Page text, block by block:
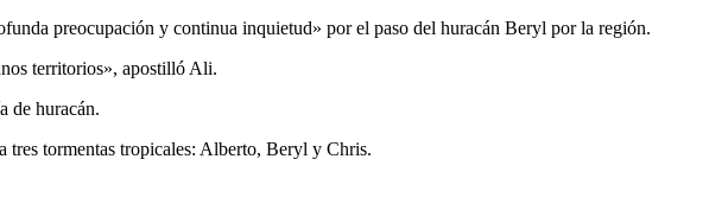
preocupación y continua inquietud» por el paso del huracán Beryl por la región.
territorios», apostilló Ali.
de huracán.
tres tormentas tropicales: Alberto, Beryl y Chris.